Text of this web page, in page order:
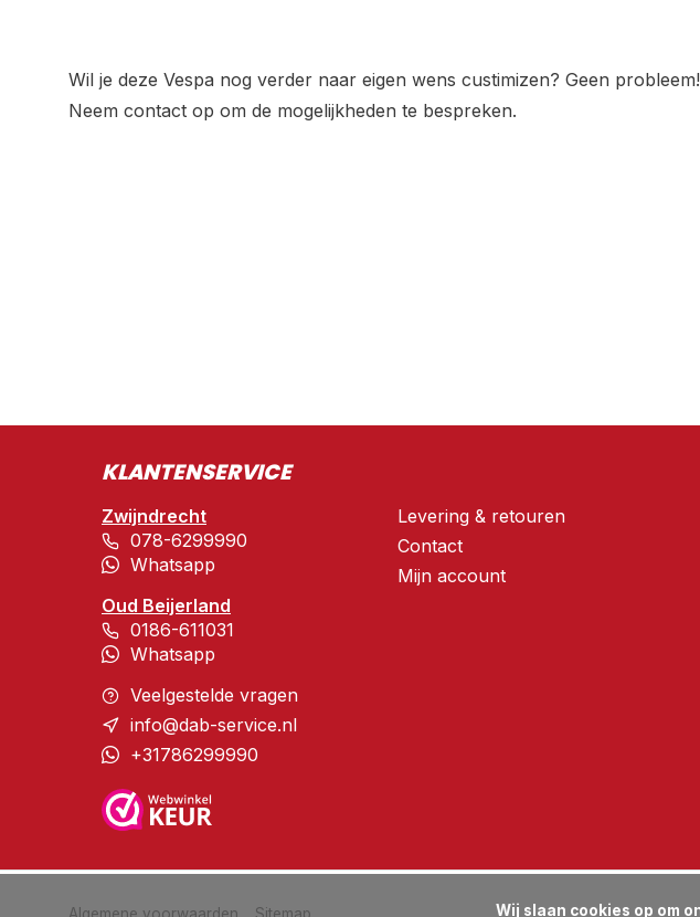
Wil je deze Vespa nog verder naar eigen wens custimizen? Geen probleem!
Neem contact op om de mogelijkheden te bespreken.
KLANTENSERVICE
Zwijndrecht
078-6299990
Whatsapp
Oud Beijerland
0186-611031
Whatsapp
Veelgestelde vragen
info@dab-service.nl
+31786299990
Levering & retouren
Contact
Mijn account